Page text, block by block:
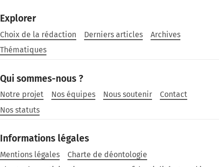
Explorer
Choix de la rédaction Derniers articles
Archives
Thématiques
Qui sommes-nous ?
Notre projet Nos équipes Nous soutenir
Contact
Nos statuts
Informations légales
Mentions légales
Charte de déontologie